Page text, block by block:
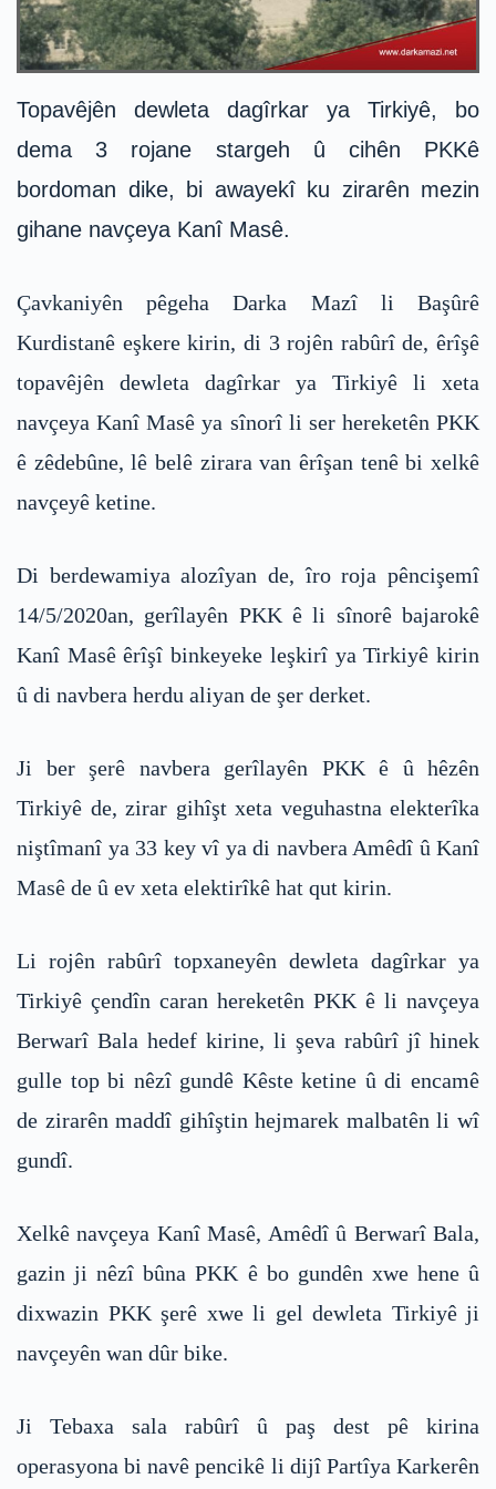
Topavêjên dewleta dagîrkar ya Tirkiyê, bo
dema 3 rojane stargeh û cihên PKKê
bordoman dike, bi awayekî ku zirarên mezin
gihane navçeya Kanî Masê.
Çavkaniyên pêgeha Darka Mazî li Başûrê
Kurdistanê eşkere kirin, di 3 rojên rabûrî de, êrîşê
topavêjên dewleta dagîrkar ya Tirkiyê li xeta
navçeya Kanî Masê ya sînorî li ser hereketên PKK
ê zêdebûne, lê belê zirara van êrîşan tenê bi xelkê
navçeyê ketine.
Di berdewamiya alozîyan de, îro roja pêncişemî
14/5/2020an, gerîlayên PKK ê li sînorê bajarokê
Kanî Masê êrîşî binkeyeke leşkirî ya Tirkiyê kirin
û di navbera herdu aliyan de şer derket.
Ji ber şerê navbera gerîlayên PKK ê û hêzên
Tirkiyê de, zirar gihîşt xeta veguhastna elekterîka
niştîmanî ya 33 key vî ya di navbera Amêdî û Kanî
Masê de û ev xeta elektirîkê hat qut kirin.
Li rojên rabûrî topxaneyên dewleta dagîrkar ya
Tirkiyê çendîn caran hereketên PKK ê li navçeya
Berwarî Bala hedef kirine, li şeva rabûrî jî hinek
gulle top bi nêzî gundê Kêste ketine û di encamê
de zirarên maddî gihîştin hejmarek malbatên li wî
gundî.
Xelkê navçeya Kanî Masê, Amêdî û Berwarî Bala,
gazin ji nêzî bûna PKK ê bo gundên xwe hene û
dixwazin PKK şerê xwe li gel dewleta Tirkiyê ji
navçeyên wan dûr bike.
Ji Tebaxa sala rabûrî û paş dest pê kirina
operasyona bi navê pencikê li dijî Partîya Karkerên